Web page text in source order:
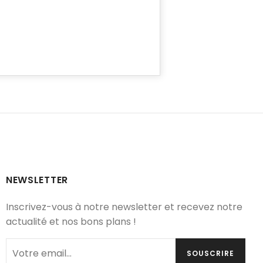
NEWSLETTER
Inscrivez-vous à notre newsletter et recevez notre
actualité et nos bons plans !
SOUSCRIRE